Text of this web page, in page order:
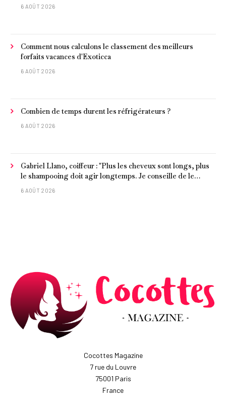
6 AOÛT 2026
Comment nous calculons le classement des meilleurs
forfaits vacances d'Exoticca
6 AOÛT 2026
Combien de temps durent les réfrigérateurs ?
6 AOÛT 2026
Gabriel Llano, coiffeur : "Plus les cheveux sont longs, plus
le shampooing doit agir longtemps. Je conseille de le
laisser entre 1 et 3 minutes."
6 AOÛT 2026
Cocottes Magazine
7 rue du Louvre
75001 Paris
France